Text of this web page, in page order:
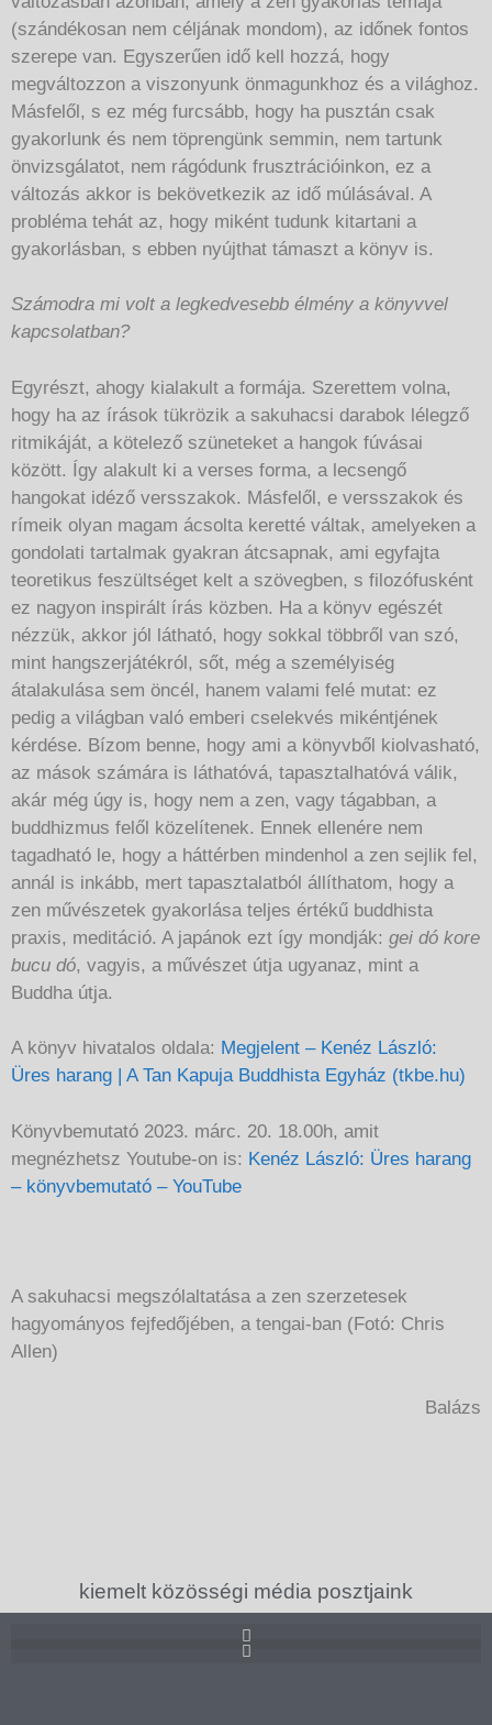
(szándékosan nem céljának mondom), az időnek fontos
szerepe van. Egyszerűen idő kell hozzá, hogy
megváltozzon a viszonyunk önmagunkhoz és a világhoz.
Másfelől, s ez még furcsább, hogy ha pusztán csak
gyakorlunk és nem töprengünk semmin, nem tartunk
önvizsgálatot, nem rágódunk frusztrációinkon, ez a
változás akkor is bekövetkezik az idő múlásával. A
probléma tehát az, hogy miként tudunk kitartani a
gyakorlásban, s ebben nyújthat támaszt a könyv is.
Számodra mi volt a legkedvesebb élmény a könyvvel
kapcsolatban?
Egyrészt, ahogy kialakult a formája. Szerettem volna,
hogy ha az írások tükrözik a sakuhacsi darabok lélegző
ritmikáját, a kötelező szüneteket a hangok fúvásai
között. Így alakult ki a verses forma, a lecsengő
hangokat idéző versszakok. Másfelől, e versszakok és
rímeik olyan magam ácsolta keretté váltak, amelyeken a
gondolati tartalmak gyakran átcsapnak, ami egyfajta
teoretikus feszültséget kelt a szövegben, s filozófusként
ez nagyon inspirált írás közben. Ha a könyv egészét
nézzük, akkor jól látható, hogy sokkal többről van szó,
mint hangszerjátékról, sőt, még a személyiség
átalakulása sem öncél, hanem valami felé mutat: ez
pedig a világban való emberi cselekvés mikéntjének
kérdése. Bízom benne, hogy ami a könyvből kiolvasható,
az mások számára is láthatóvá, tapasztalhatóvá válik,
akár még úgy is, hogy nem a zen, vagy tágabban, a
buddhizmus felől közelítenek. Ennek ellenére nem
tagadható le, hogy a háttérben mindenhol a zen sejlik fel,
annál is inkább, mert tapasztalatból állíthatom, hogy a
zen művészetek gyakorlása teljes értékű buddhista
praxis, meditáció. A japánok ezt így mondják: gei dó kore
bucu dó, vagyis, a művészet útja ugyanaz, mint a
Buddha útja.
A könyv hivatalos oldala: Megjelent – Kenéz László:
Üres harang | A Tan Kapuja Buddhista Egyház (tkbe.hu)
Könyvbemutató 2023. márc. 20. 18.00h, amit
megnézhetsz Youtube-on is: Kenéz László: Üres harang
– könyvbemutató – YouTube
A sakuhacsi megszólaltatása a zen szerzetesek
hagyományos fejfedőjében, a tengai-ban (Fotó: Chris
Allen)
Balázs
kiemelt közösségi média posztjaink